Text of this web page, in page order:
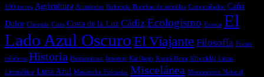
100 torres Agricultura Aristóteles Bohemia Bombas de semillas Campisábalos Caña
Dulce Chequia Citas Costa de la Luz Cádiz Ecologismo Ecosia El
Lado Azul Oscuro El Viajante Filosofía Frases
célebres Historia Humanismo Internet Karlštejn Kutná Hora Křivoklát Listas
Litoměřice Luna Azul Masanobu Fukuoka Miscelánea Monumento Natural